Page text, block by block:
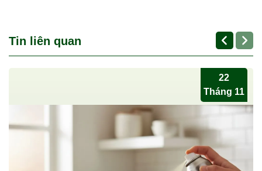
Tin liên quan
22
Tháng 11